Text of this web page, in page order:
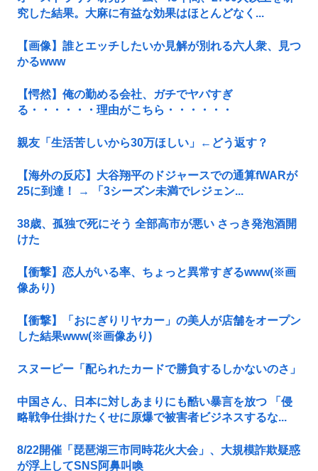
究した結果。大麻に有益な効果はほとんどなく...
【画像】誰とエッチしたいか見解が別れる六人衆、見つ
かるwww
【愕然】俺の勤める会社、ガチでヤバすぎ
る・・・・・・理由がこちら・・・・・・
親友「生活苦しいから30万ほしい」←どう返す？
【海外の反応】大谷翔平のドジャースでの通算fWARが
25に到達！ → 「3シーズン未満でレジェン...
38歳、孤独で死にそう 全部高市が悪い さっき発泡酒開
けた
【衝撃】恋人がいる率、ちょっと異常すぎるwww(※画
像あり)
【衝撃】「おにぎりリヤカー」の美人が店舗をオープン
した結果www(※画像あり)
スヌーピー「配られたカードで勝負するしかないのさ」
中国さん、日本に対しあまりにも酷い暴言を放つ 「侵
略戦争仕掛けたくせに原爆で被害者ビジネスするな...
8/22開催「琵琶湖三市同時花火大会」、大規模詐欺疑惑
が浮上してSNS阿鼻叫喚